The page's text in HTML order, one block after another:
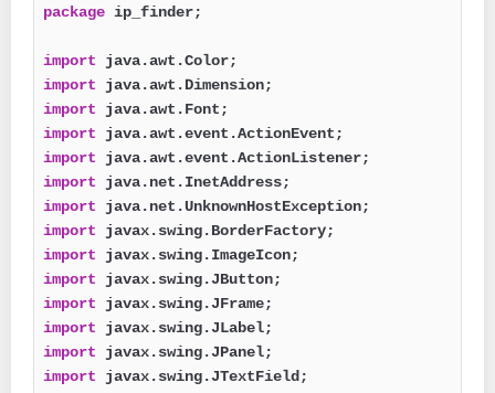
package ip_finder;
import
import
import
import
import
import
import
import
import
import
import
import
import
import